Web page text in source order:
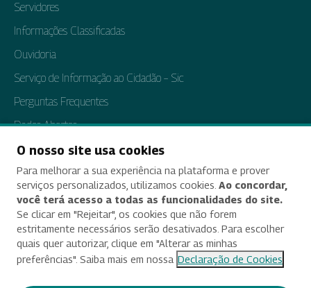
Servidores
Informações Classificadas
Ouvidoria
Serviço de Informação ao Cidadão – Sic
Perguntas Frequentes
Dados Abertos
Tratamento de Dados Pessoais
Transparência e Prestação de Contas
Acessibilidade
Termos de uso e aviso de privacidade
O nosso site usa cookies
Para melhorar a sua experiência na plataforma e prover
serviços personalizados, utilizamos cookies. Ao concordar,
você terá acesso a todas as funcionalidades do site.
Se clicar em "Rejeitar", os cookies que não forem
estritamente necessários serão desativados. Para escolher
quais quer autorizar, clique em "Alterar as minhas
preferências". Saiba mais em nossa Declaração de Cookies